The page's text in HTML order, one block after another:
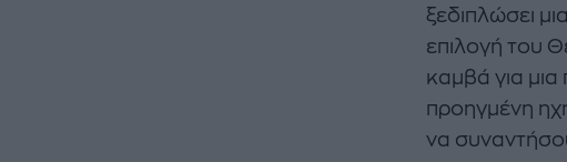
ξεδιπλώσει
επιλογή του
καμβά για
προηγμένη
να